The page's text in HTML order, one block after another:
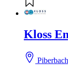
Kloss
Piberbach